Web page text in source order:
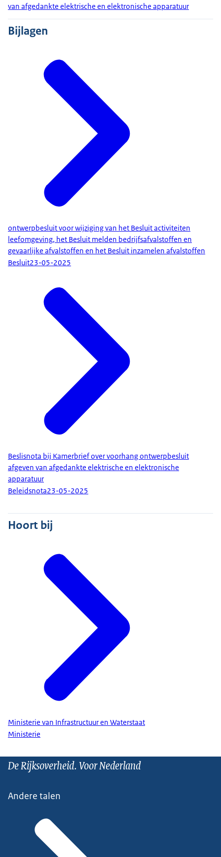
van afgedankte elektrische en elektronische apparatuur
Bijlagen
ontwerpbesluit voor wijziging van het Besluit activiteiten
leefomgeving, het Besluit melden bedrijfsafvalstoffen en
gevaarlijke afvalstoffen en het Besluit inzamelen afvalstoffen
Besluit23-05-2025
Beslisnota bij Kamerbrief over voorhang ontwerpbesluit
afgeven van afgedankte elektrische en elektronische
apparatuur
Beleidsnota23-05-2025
Hoort bij
Ministerie van Infrastructuur en Waterstaat
Ministerie
De Rijksoverheid. Voor Nederland
Andere talen